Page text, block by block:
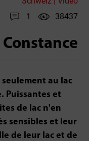
1 38437
au lac
Puissantes et
de lac n'en
sensibles et leur
de leur lac et de